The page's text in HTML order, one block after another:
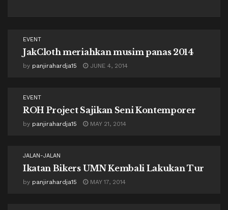
EVENT
JakCloth meriahkan musim panas 2014
by panjirahardja15 JUNE 4, 2014
EVENT
ROH Project Sajikan Seni Kontemporer
by panjirahardja15 MAY 21, 2014
JALAN-JALAN
Ikatan Bikers UMN Kembali Lakukan Tur
by panjirahardja15 MAY 17, 2014